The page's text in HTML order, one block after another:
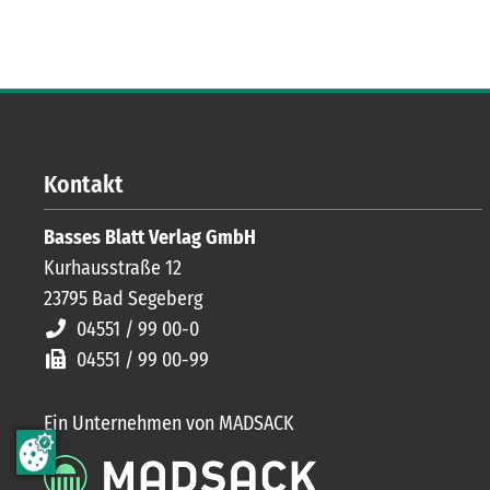
Kontakt
Basses Blatt Verlag GmbH
Kurhausstraße 12
23795 Bad Segeberg
04551 / 99 00-0
04551 / 99 00-99
Ein Unternehmen von MADSACK